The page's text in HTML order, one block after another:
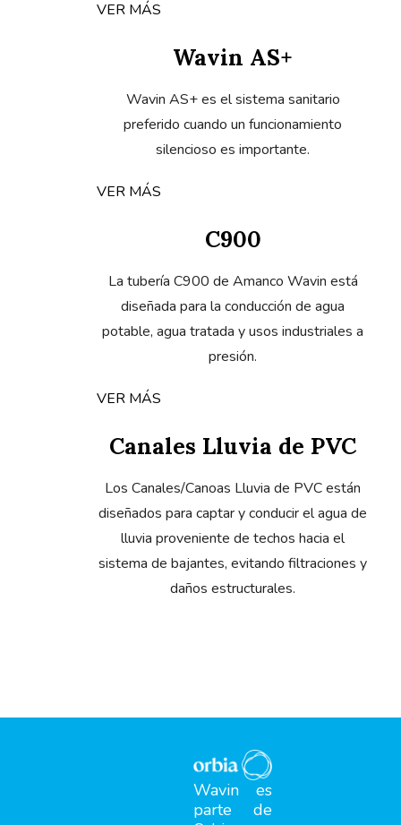
VER MÁS
Wavin AS+
Wavin AS+ es el sistema sanitario
preferido cuando un funcionamiento
silencioso es importante.
VER MÁS
C900
La tubería C900 de Amanco Wavin está
diseñada para la conducción de agua
potable, agua tratada y usos industriales a
presión.
VER MÁS
Canales Lluvia de PVC
Los Canales/Canoas Lluvia de PVC están
diseñados para captar y conducir el agua de
lluvia proveniente de techos hacia el
sistema de bajantes, evitando filtraciones y
daños estructurales.
Wavin es
parte de